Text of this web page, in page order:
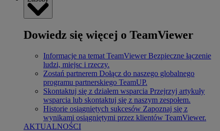
Dowiedz się więcej o TeamViewer
Informacje na temat TeamViewer Bezpieczne łączenie
ludzi, miejsc i rzeczy.
Zostań partnerem Dołącz do naszego globalnego
programu partnerskiego TeamUP.
Skontaktuj się z działem wsparcia Przejrzyj artykuły
wsparcia lub skontaktuj się z naszym zespołem.
Historie osiągniętych sukcesów Zapoznaj się z
wynikami osiągniętymi przez klientów TeamViewer.
AKTUALNOŚCI